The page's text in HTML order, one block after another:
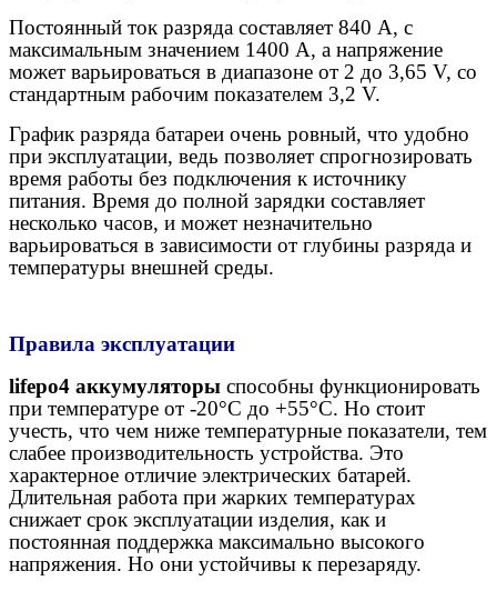
Постоянный ток разряда составляет 840 А, с
максимальным значением 1400 А, а напряжение
может варьироваться в диапазоне от 2 до 3,65 V, со
стандартным рабочим показателем 3,2 V.
График разряда батареи очень ровный, что удобно
при эксплуатации, ведь позволяет спрогнозировать
время работы без подключения к источнику
питания. Время до полной зарядки составляет
несколько часов, и может незначительно
варьироваться в зависимости от глубины разряда и
температуры внешней среды.
Правила эксплуатации
lifepo4 аккумуляторы способны функционировать
при температуре от -20°C до +55°C. Но стоит
учесть, что чем ниже температурные показатели, тем
слабее производительность устройства. Это
характерное отличие электрических батарей.
Длительная работа при жарких температурах
снижает срок эксплуатации изделия, как и
постоянная поддержка максимально высокого
напряжения. Но они устойчивы к перезаряду.